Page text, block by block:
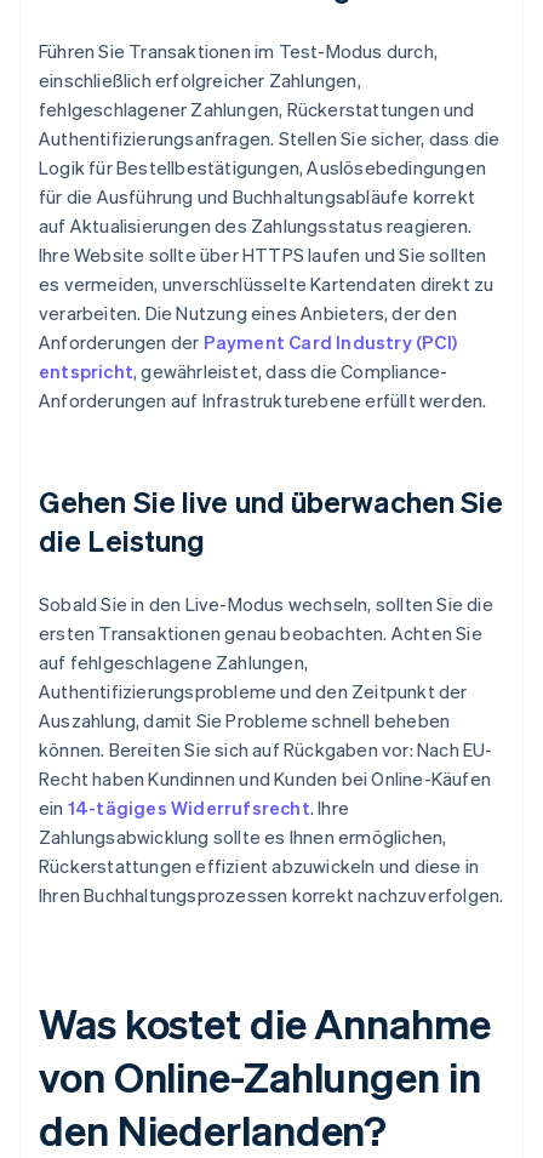
Führen Sie Transaktionen im Test-Modus durch,
einschließlich erfolgreicher Zahlungen,
fehlgeschlagener Zahlungen, Rückerstattungen und
Authentifizierungsanfragen. Stellen Sie sicher, dass die
Logik für Bestellbestätigungen, Auslösebedingungen
für die Ausführung und Buchhaltungsabläufe korrekt
auf Aktualisierungen des Zahlungsstatus reagieren.
Ihre Website sollte über HTTPS laufen und Sie sollten
es vermeiden, unverschlüsselte Kartendaten direkt zu
verarbeiten. Die Nutzung eines Anbieters, der den
Anforderungen der Payment Card Industry (PCI)
entspricht, gewährleistet, dass die Compliance-
Anforderungen auf Infrastrukturebene erfüllt werden.
Gehen Sie live und überwachen Sie
die Leistung
Sobald Sie in den Live-Modus wechseln, sollten Sie die
ersten Transaktionen genau beobachten. Achten Sie
auf fehlgeschlagene Zahlungen,
Authentifizierungsprobleme und den Zeitpunkt der
Auszahlung, damit Sie Probleme schnell beheben
können. Bereiten Sie sich auf Rückgaben vor: Nach EU-
Recht haben Kundinnen und Kunden bei Online-Käufen
ein 14-tägiges Widerrufsrecht. Ihre
Zahlungsabwicklung sollte es Ihnen ermöglichen,
Rückerstattungen effizient abzuwickeln und diese in
Ihren Buchhaltungsprozessen korrekt nachzuverfolgen.
Was kostet die Annahme
von Online-Zahlungen in
den Niederlanden?